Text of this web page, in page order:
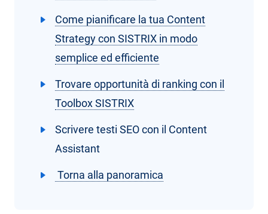
Come pianificare la tua Content
Strategy con SISTRIX in modo
semplice ed efficiente
Trovare opportunità di ranking con il
Toolbox SISTRIX
Scrivere testi SEO con il Content
Assistant
Torna alla panoramica